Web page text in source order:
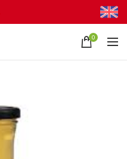
0